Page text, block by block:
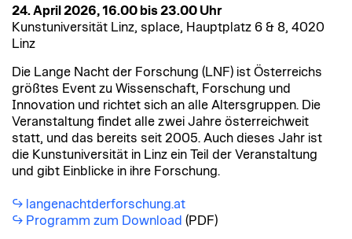
24. April 2026, 16.00 bis 23.00 Uhr
Kunstuniversität Linz, splace, Hauptplatz 6 & 8, 4020
Linz
Die Lange Nacht der Forschung (LNF) ist Österreichs
größtes Event zu Wissenschaft, Forschung und
Innovation und richtet sich an alle Altersgruppen. Die
Veranstaltung findet alle zwei Jahre österreichweit
statt, und das bereits seit 2005. Auch dieses Jahr ist
die Kunstuniversität in Linz ein Teil der Veranstaltung
und gibt Einblicke in ihre Forschung.
langenachtderforschung.at
Programm zum Download (PDF)